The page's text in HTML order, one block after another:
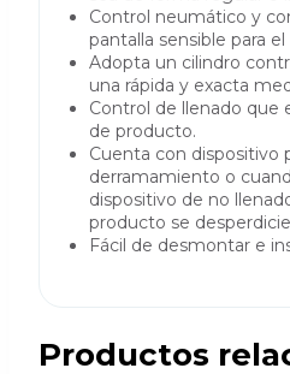
Control neumático y
pantalla sensible para
Adopta un cilindro
una rápida y exacta
Control de llenado que
de producto.
Cuenta con dispositivo
derramamiento o
dispositivo de no
producto se
Fácil de desmontar e
Productos